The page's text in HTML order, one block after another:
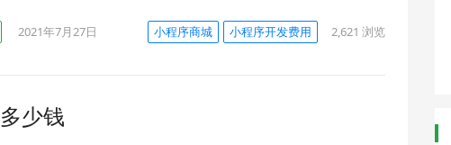
2021年7月27日 小程序商城 小程序开发费用 2,621 浏览
少钱